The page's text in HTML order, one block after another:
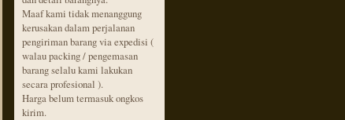
Maaf kami tidak menanggung
kerusakan dalam perjalanan
pengiriman barang via expedisi (
walau packing / pengemasan
barang selalu kami lakukan
secara profesional ).
Harga belum termasuk ongkos
kirim.